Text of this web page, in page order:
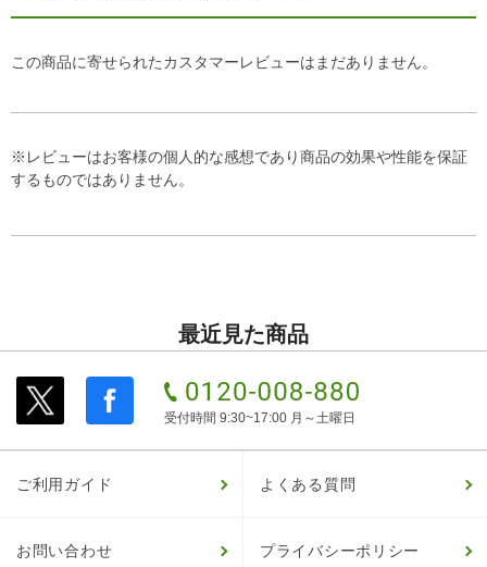
この商品に寄せられたカスタマーレビューはまだありません。
※レビューはお客様の個人的な感想であり商品の効果や性能を保証
するものではありません。
最近見た商品
受付時間 9:30~17:00 月～土曜日
ご利用ガイド よくある質問
お問い合わせ プライバシーポリシー